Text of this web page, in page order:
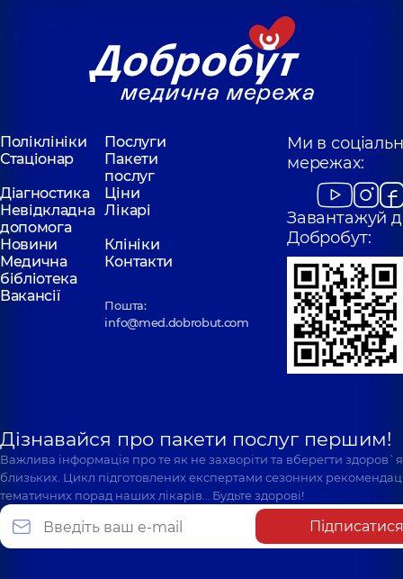
Поліклініки
Послуги
Стаціонар
Пакети
послуг
Діагностика
Ціни
Невідкладна
допомога
Лікарі
Новини
Клініки
Медична
бібліотека
Контакти
Вакансії
Пошта:
info@med.dobrobut.com
Ми в
мережах:
Завантажуй
Добробут:
Дізнавайся про пакети послуг першим!
Важлива інформація про те як не захворіти та вберегти
близьких. Цикл підготовлених експертами сезонних
тематичних порад наших лікарів… Будьте здорові!
Підписатися